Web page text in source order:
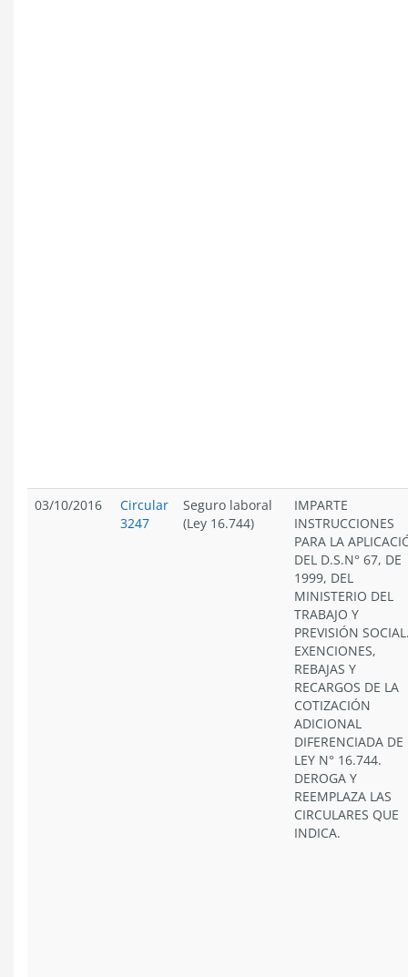
03/10/2016
Circular
3247
Seguro laboral
(Ley 16.744)
IMPARTE
INSTRUCCIONES
PARA LA
DEL D.S.N° 67, DE
1999, DEL
MINISTERIO DEL
TRABAJO Y
PREVISIÓN
EXENCIONES,
REBAJAS Y
RECARGOS DE LA
COTIZACIÓN
ADICIONAL
DIFERENCIADA DE
LEY N° 16.744.
DEROGA Y
REEMPLAZA LAS
CIRCULARES QUE
INDICA.